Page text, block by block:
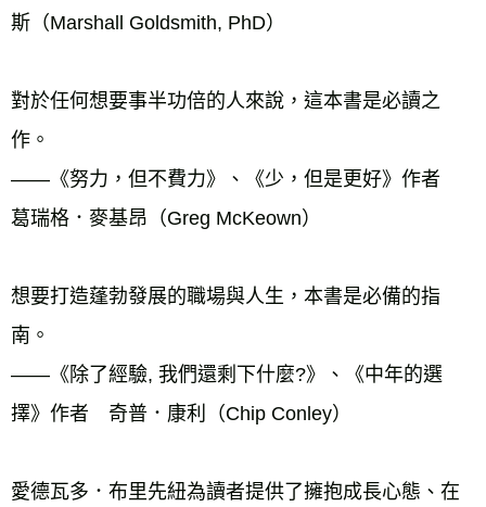
斯（Marshall Goldsmith, PhD）
對於任何想要事半功倍的人來說，這本書是必讀之
作。
——《努力，但不費力》、《少，但是更好》作者
葛瑞格．麥基昂（Greg McKeown）
想要打造蓬勃發展的職場與人生，本書是必備的指
南。
——《除了經驗, 我們還剩下什麼?》、《中年的選
擇》作者　奇普．康利（Chip Conley）
愛德瓦多．布里先紐為讀者提供了擁抱成長心態、在